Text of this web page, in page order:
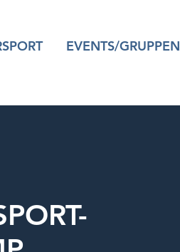
EVENTS/GRUPPEN